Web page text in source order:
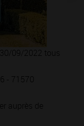
09/2022 tous
- 71570
auprès de